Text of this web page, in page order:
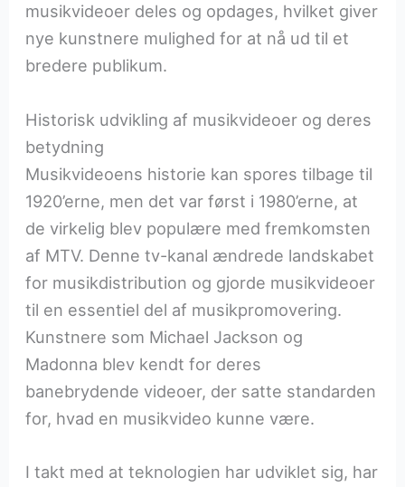
musikvideoer deles og opdages, hvilket giver
nye kunstnere mulighed for at nå ud til et
bredere publikum.
Historisk udvikling af musikvideoer og deres
betydning
Musikvideoens historie kan spores tilbage til
1920’erne, men det var først i 1980’erne, at
de virkelig blev populære med fremkomsten
af MTV. Denne tv-kanal ændrede landskabet
for musikdistribution og gjorde musikvideoer
til en essentiel del af musikpromovering.
Kunstnere som Michael Jackson og
Madonna blev kendt for deres
banebrydende videoer, der satte standarden
for, hvad en musikvideo kunne være.
I takt med at teknologien har udviklet sig, har